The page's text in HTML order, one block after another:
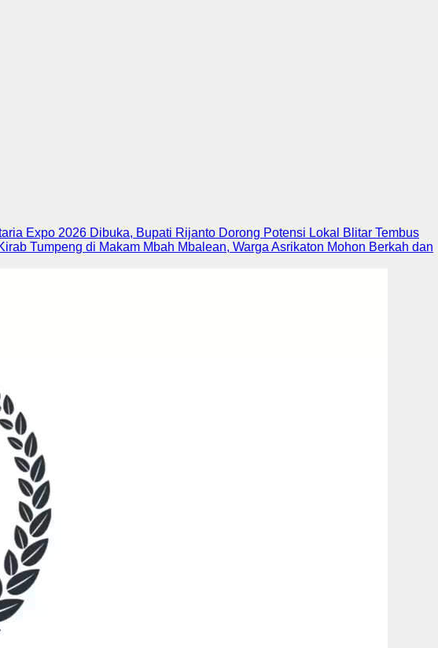
Expo 2026 Dibuka, Bupati Rijanto Dorong Potensi Lokal Blitar Tembus
Tumpeng di Makam Mbah Mbalean, Warga Asrikaton Mohon Berkah dan